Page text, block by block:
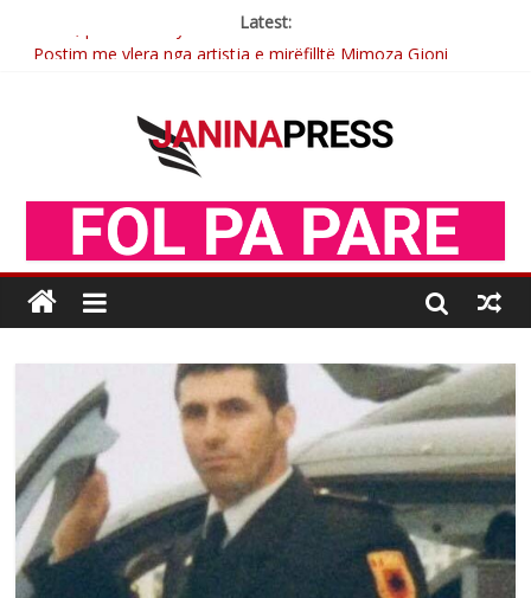
Latest:
Postim me vlera nga artistja e mirëfilltë Mimoza Gjoni
Brahim Çekaj njē veprimtar i respektuar i çeshtjës kombëtare
Sulm , pse të dua ty